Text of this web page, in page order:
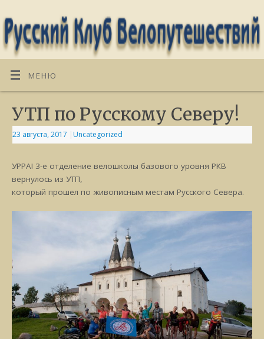
МЕНЮ
УТП по Русскому Северу!
23 августа, 2017 | Uncategorized
УРРА! 3-е отделение велошколы базового уровня РКВ
вернулось из УТП,
который прошел по живописным местам Русского Севера.